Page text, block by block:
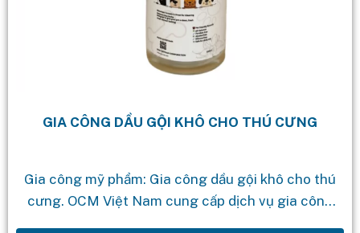
GIA CÔNG DẦU GỘI KHÔ CHO THÚ CƯNG
Gia công mỹ phẩm: Gia công dầu gội khô cho thú
cưng. OCM Việt Nam cung cấp dịch vụ gia công